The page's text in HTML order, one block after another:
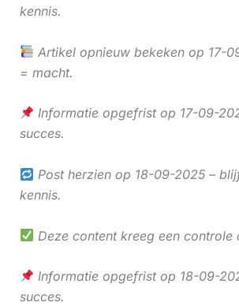
kennis.
Artikel opnieuw bekeken op 17-
= macht.
Informatie opgefrist op 17-09-
succes.
Post herzien op 18-09-2025 –
kennis.
Deze content kreeg een controle
Informatie opgefrist op 18-09-
succes.